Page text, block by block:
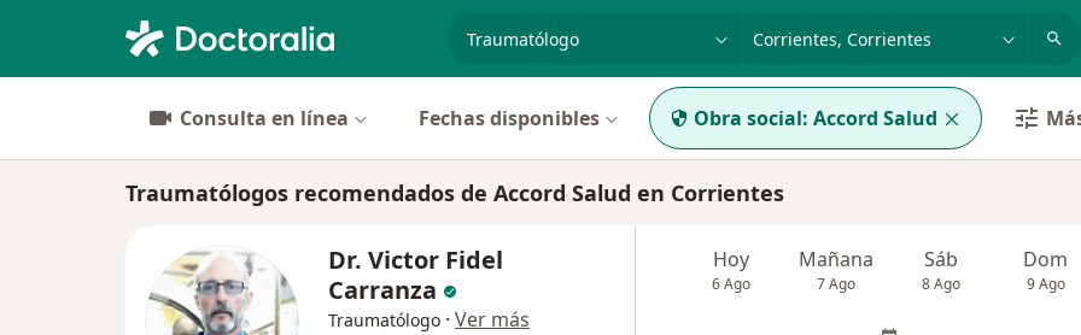
especialidad, enfermedad o nombre
Consulta en línea Fechas disponibles Obra social: Accord Salud
Traumatólogos recomendados de Accord Salud en Corrientes
Dr. Victor Fidel
Carranza
Traumatólogo · Ver más
Hoy
6 Ago
Mañana
7 Ago
Sáb
8 Ago
Dom
9 Ago